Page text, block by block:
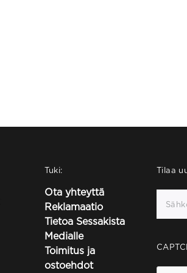
Tuki:
Ota yhteyttä
Reklamaatio
Tietoa Sessakista
Medialle
Toimitus ja
ostoehdot
Tilaa